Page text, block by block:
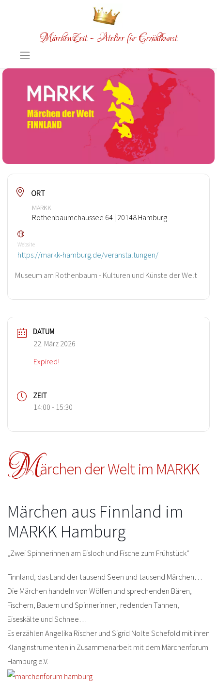
MärchenZeit - Atelier für Erzählkunst
ORT
MARKK
Rothenbaumchaussee 64 | 20148 Hamburg
Website
https://markk-hamburg.de/veranstaltungen/
Museum am Rothenbaum - Kulturen und Künste der Welt
DATUM
22. März 2026
Expired!
ZEIT
14:00 - 15:30
Märchen der Welt im MARKK
Märchen aus Finnland im
MARKK Hamburg
„Zwei Spinnerinnen am Eisloch und Fische zum Frühstück“
Finnland, das Land der tausend Seen und tausend Märchen…
Die Märchen handeln von Wölfen und sprechenden Bären,
Fischern, Bauern und Spinnerinnen, redenden Tannen,
Eiseskälte und Schnee…
Es erzählen Angelika Rischer und Sigrid Nolte Schefold mit ihren
Klanginstrumenten in Zusammenarbeit mit dem Märchenforum
Hamburg e.V.